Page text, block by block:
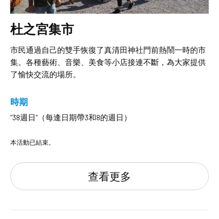
杜之宮集市
市民通過自己的雙手恢復了真清田神社門前熱鬧一時的市
集。各種藝術、音樂、美食等小店接連不斷，為大家提供
了愉快交流的場所。
時期
“38週日”（每逢日期帶3和8的週日）
本活動已結束。
查看更多